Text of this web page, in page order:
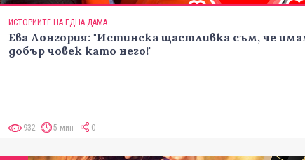
ИСТОРИИТЕ НА ЕДНА ДАМА
Ева Лонгория: "Истинска щастливка съм, че
добър човек като него!"
932 5 мин 0